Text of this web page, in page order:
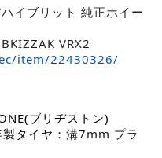
イブリット 純正ホイー
VRX2
item/22430326/
ブリヂストン)
タイヤ： 溝7mm プラ